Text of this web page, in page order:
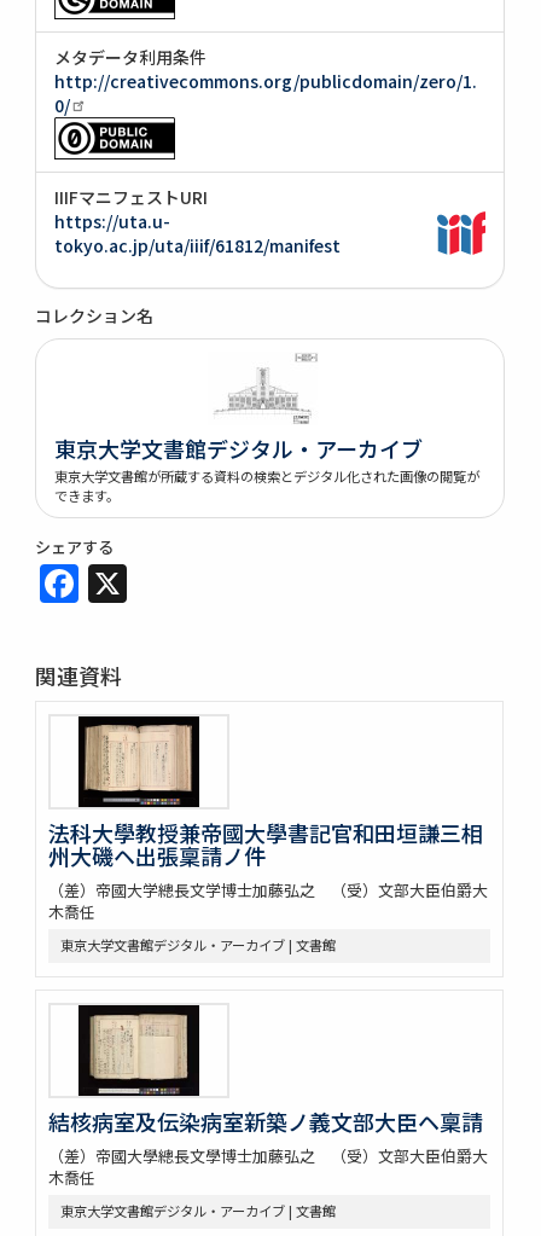
メタデータ利用条件
http://creativecommons.org/publicdomain/zero/1.
0/
IIIFマニフェストURI
https://uta.u-
tokyo.ac.jp/uta/iiif/61812/manifest
コレクション名
東京大学文書館デジタル・アーカイブ
東京大学文書館が所蔵する資料の検索とデジタル化された画像の閲覧が
できます。
シェアする
Facebook
関連資料
法科大學教授兼帝國大學書記官和田垣謙三相
州大磯ヘ出張稟請ノ件
（差）帝國大学總長文学博士加藤弘之 （受）文部大臣伯爵大
木喬任
東京大学文書館デジタル・アーカイブ | 文書館
結核病室及伝染病室新築ノ義文部大臣ヘ稟請
（差）帝國大學總長文學博士加藤弘之 （受）文部大臣伯爵大
木喬任
東京大学文書館デジタル・アーカイブ | 文書館